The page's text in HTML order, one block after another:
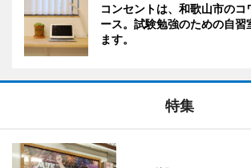
コンセントは、和歌山市のコ
ース。試験勉強のための自習
ます。
特集